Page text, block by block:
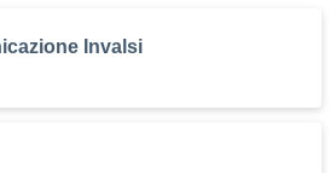
Invalsi